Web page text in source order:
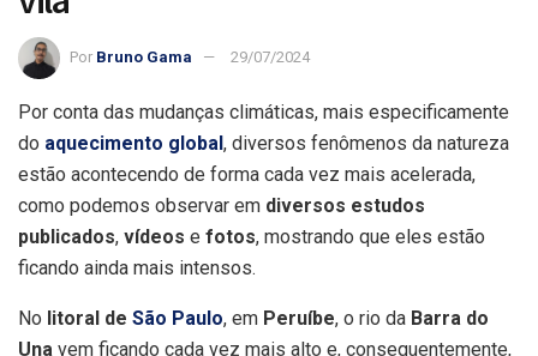
Por Bruno Gama 29/07/2024
Por conta das mudanças climáticas, mais especificamente
do aquecimento global, diversos fenômenos da natureza
estão acontecendo de forma cada vez mais acelerada,
como podemos observar em diversos estudos
publicados, vídeos e fotos, mostrando que eles estão
ficando ainda mais intensos.
No litoral de São Paulo, em Peruíbe, o rio da Barra do
Una vem ficando cada vez mais alto e, consequentemente,